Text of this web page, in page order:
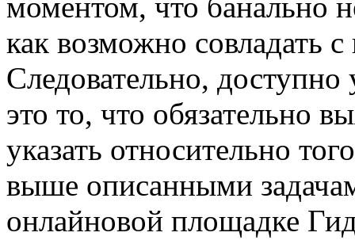
как возможно совладать
Следовательно, доступно
это то, что обязательно
указать относительно
выше описанными
онлайновой площадке